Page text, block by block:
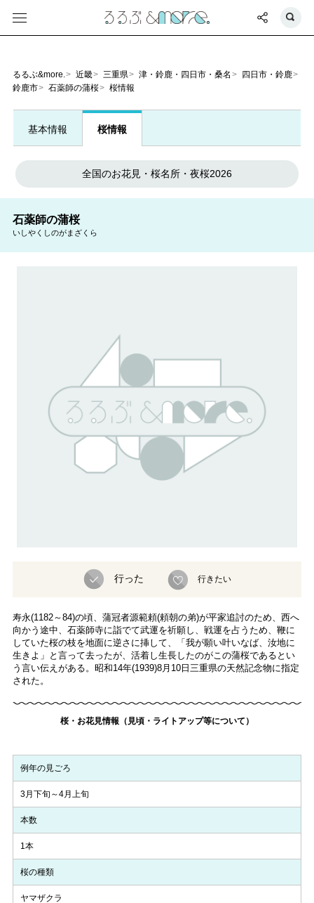
るるぶ&more. 近畿 三重県 津・鈴鹿・四日市・桑名
四日市・鈴鹿
鈴鹿市
石薬師の蒲桜 桜情報
基本情報 桜情報
全国のお花見・桜名所・夜桜2026
石薬師の蒲桜
いしやくしのがまざくら
行った 行きたい
寿永(1182～84)の頃、蒲冠者源範頼(頼朝の弟)が平家追討のため、西へ
向かう途中、石薬師寺に詣でて武運を祈願し、戦運を占うため、鞭に
していた桜の枝を地面に逆さに挿して、「我が願い叶いなば、汝地に
生きよ」と言って去ったが、活着し生長したのがこの蒲桜であるとい
う言い伝えがある。昭和14年(1939)8月10日三重県の天然記念物に指定
された。
桜・お花見情報（見頃・ライトアップ等について）
例年の見ごろ
3月下旬～4月上旬
本数
1本
桜の種類
ヤマザクラ